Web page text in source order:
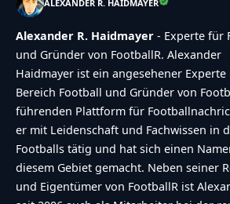
ALEXANDER R. HAIDMAYER
Alexander R. Haidmayer - Experte für
und Gründer von FootballR. Alexander
Haidmayer ist ein angesehener Experte
Bereich Football und Gründer von
führenden Plattform für
er mit Leidenschaft und Fachwissen in
Footballs tätig und hat sich einen
diesem Gebiet gemacht. Neben seiner
und Eigentümer von FootballR ist